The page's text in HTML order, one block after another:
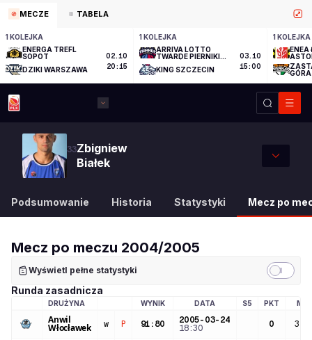
MECZE TABELA
1 KOLEJKA
ENERGA TREFL
SOPOT
DZIKI WARSZAWA
02.10
20:15
1 KOLEJKA
ARRIVA LOTTO
TWARDE PIERNIKI
KING SZCZECIN
03.10
15:00
1 KOLEJKA
ENEA
GÓRA
33Zbigniew
Białek
Podsumowanie Historia Statystyki Mecz po
Mecz po meczu 2004/2005
Wyświetl pełne statystyki
Runda zasadnicza
LOGO DRUŻYNY
DRUŻYNA WYNIK DATA S5 PKT MIN
Anwil
Włocławek w P 91 : 80
2005-03-24
18:30
0